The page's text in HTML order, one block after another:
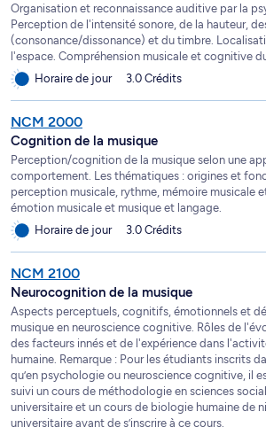
Organisation et reconnaissance auditive par la
Perception de l'intensité sonore, de la hauteur,
(consonance/dissonance) et du timbre.
l'espace. Compréhension musicale et cognitive
Horaire de jour
3.0 Crédits
NCM 2000
Cognition de la musique
Perception/cognition de la musique selon une
comportement. Les thématiques : origines et
perception musicale, rythme, mémoire musicale
émotion musicale et musique et langage.
Horaire de jour
3.0 Crédits
NCM 2100
Neurocognition de la musique
Aspects perceptuels, cognitifs, émotionnels et
musique en neuroscience cognitive. Rôles de
des facteurs innés et de l'expérience dans
humaine. Remarque : Pour les étudiants inscrits
qu’en psychologie ou neuroscience cognitive, il
suivi un cours de méthodologie en sciences
universitaire et un cours de biologie humaine de
universitaire avant de s’inscrire à ce cours.